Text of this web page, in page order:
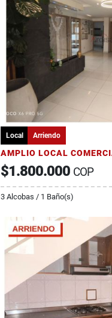
Local Arriendo
AMPLIO LOCAL
$1.800.000 COP
3 Alcobas / 1 Baño(s)